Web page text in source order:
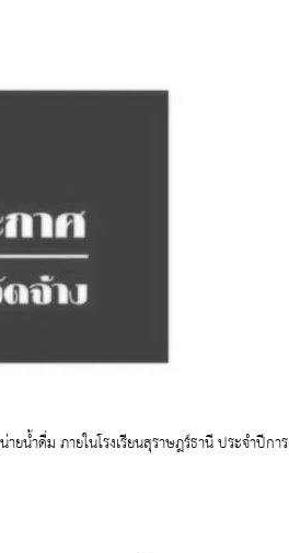
น้ำดื่ม ภายในโรงเรียนสุราษฎร์ธานี ประจำปีการ